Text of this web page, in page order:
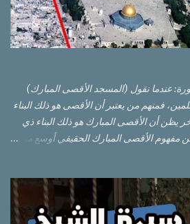
عندما نقول (المسجد الأقصى المبارك)
فمنهم من يعتبر أن الأقصى هو ذلك البناء
يظن أن الأقصى المبارك هو ذلك البناء ذي
مفهوم الأقصى المبارك الحقيقي أوسع من
من مدينة القدس القديمة المسورة (البلدة
فيالضفة الغربية. والمسجد الأقصى له
سور أيضاً وهو على شكل مضلع غير منتظم مساحته حوالي 144 دونم (144